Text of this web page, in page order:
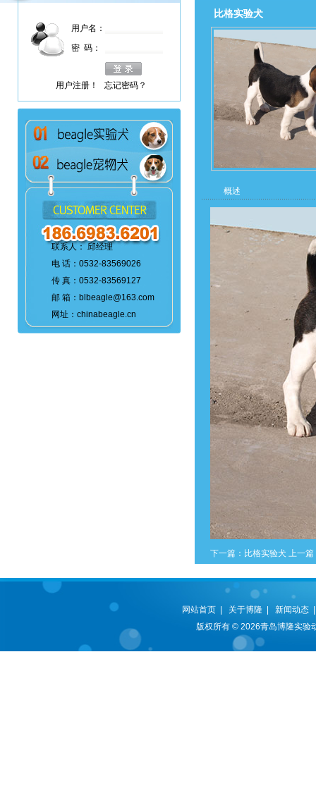
用户名：
密 码：
用户注册！ 忘记密码？
联系人： 邱经理
电 话：0532-83569026
传 真：0532-83569127
邮 箱：blbeagle@163.com
网址：chinabeagle.cn
比格实验犬
概述
下一篇： 比格实验犬 上一篇
网站首页 关于博隆 |新闻动态
版权所有 © 2026青岛博隆实验